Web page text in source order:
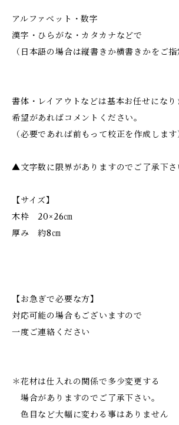
アルファベット・数字
漢字・ひらがな・カタカナなどで
（日本語の場合は縦書きか横書きかをご指
書体・レイアウトなどは基本お任せになり
希望があればコメントください。
（必要であれば前もって校正を作成します
▲文字数に限界がありますのでご了承下さ
【サイズ】
木枠 20×26㎝
厚み 約8㎝
【お急ぎで必要な方】
対応可能の場合もございますので
一度ご連絡ください
＊花材は仕入れの関係で多少変更する
場合がありますのでご了承下さい。
色目など大幅に変わる事はありません